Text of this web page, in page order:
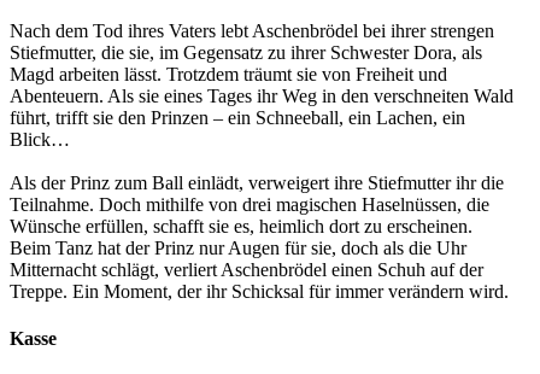
Nach dem Tod ihres Vaters lebt Aschenbrödel bei ihrer strengen
Stiefmutter, die sie, im Gegensatz zu ihrer Schwester Dora, als
Magd arbeiten lässt. Trotzdem träumt sie von Freiheit und
Abenteuern. Als sie eines Tages ihr Weg in den verschneiten Wald
führt, trifft sie den Prinzen – ein Schneeball, ein Lachen, ein
Blick…
Als der Prinz zum Ball einlädt, verweigert ihre Stiefmutter ihr die
Teilnahme. Doch mithilfe von drei magischen Haselnüssen, die
Wünsche erfüllen, schafft sie es, heimlich dort zu erscheinen.
Beim Tanz hat der Prinz nur Augen für sie, doch als die Uhr
Mitternacht schlägt, verliert Aschenbrödel einen Schuh auf der
Treppe. Ein Moment, der ihr Schicksal für immer verändern wird.
Kasse